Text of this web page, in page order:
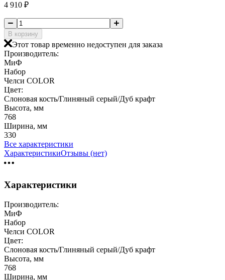
4 910 ₽
В корзину
Этот товар временно недоступен для заказа
Производитель:
МиФ
Набор
Челси COLOR
Цвет:
Слоновая кость/Глиняный серый/Дуб крафт
Высота, мм
768
Ширина, мм
330
Все характеристики
ХарактеристикиОтзывы (нет)
Характеристики
Производитель:
МиФ
Набор
Челси COLOR
Цвет:
Слоновая кость/Глиняный серый/Дуб крафт
Высота, мм
768
Ширина, мм